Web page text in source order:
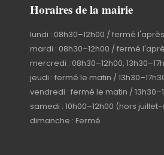
Horaires de la mairie
lundi : 08h30–12h00 / fermé
mardi : 08h30–12h00 / fermé
mercredi : 08h30–12h00,
jeudi : fermé le matin /
vendredi : fermé le matin /
samedi : 10h00–12h00 (hors
dimanche : Fermé